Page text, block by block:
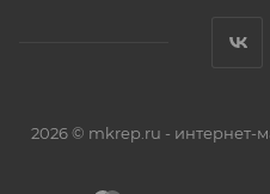
2026 © mkrep.ru - интернет-